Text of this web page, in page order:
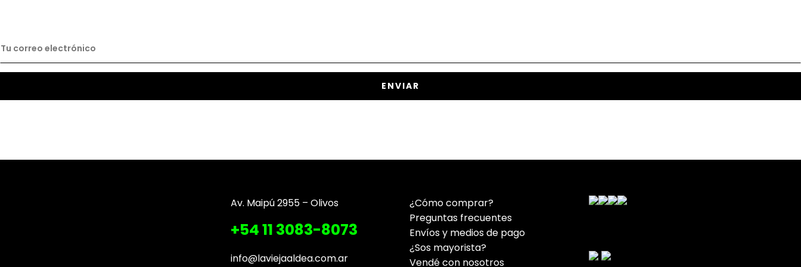
Av. Maipú 2955 – Olivos
+54 11 3083-8073
info@laviejaaldea.com.ar
¿Cómo comprar?
Preguntas frecuentes
Envíos y medios de pago
¿Sos mayorista?
Vendé con nosotros